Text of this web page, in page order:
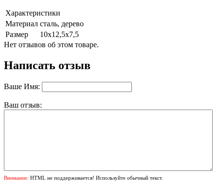
Характеристики
Материал сталь, дерево
Размер
10х12,5х7,5
Нет отзывов об этом товаре.
Написать отзыв
Ваше Имя:
Ваш отзыв:
Внимание: HTML не поддерживается! Используйте обычный текст.